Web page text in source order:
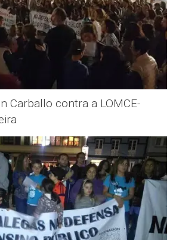
Carballo contra a LOMCE-